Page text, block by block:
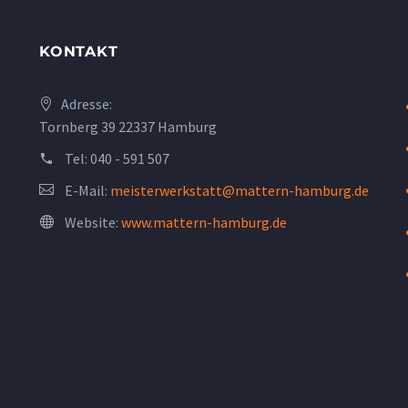
KONTAKT
Adresse:
Tornberg 39 22337 Hamburg
Tel: 040 - 591 507
E-Mail: meisterwerkstatt@mattern-hamburg.de
Website: www.mattern-hamburg.de